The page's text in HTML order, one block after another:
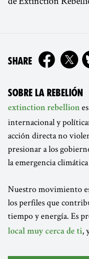
SHAREON
SOBRE LA REBELIÓN
extinction rebellion
internacional y
acción directa no
presionar a los
la emergencia
Nuestro movimiento
los perfiles que
tiempo y energía. Es
local muy cerca de ti,